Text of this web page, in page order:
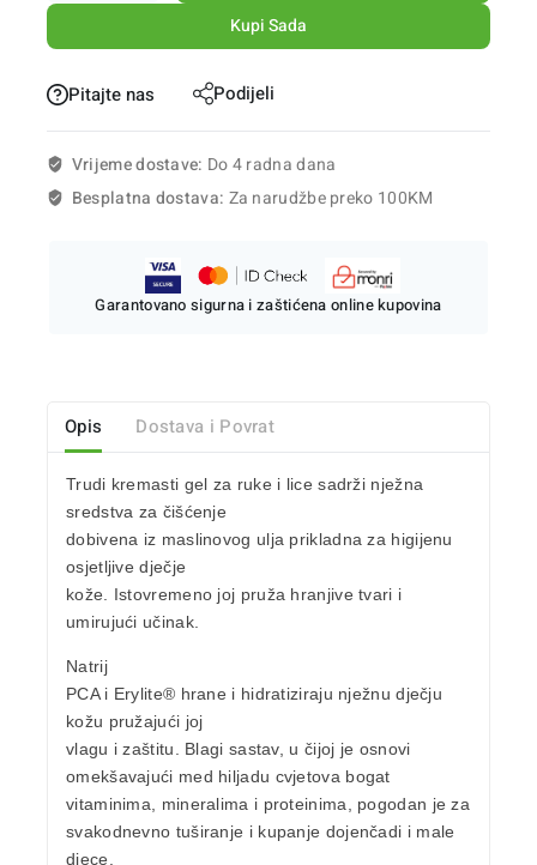
Kupi Sada
Pitajte nas Podijeli
Vrijeme dostave: Do 4 radna dana
Besplatna dostava: Za narudžbe preko 100KM
Garantovano sigurna i zaštićena online kupovina
Opis Dostava i Povrat
Trudi kremasti gel za ruke i lice sadrži nježna
sredstva za čišćenje
dobivena iz maslinovog ulja prikladna za higijenu
osjetljive dječje
kože. Istovremeno joj pruža hranjive tvari i
umirujući učinak.
Natrij
PCA i Erylite® hrane i hidratiziraju nježnu dječju
kožu pružajući joj
vlagu i zaštitu. Blagi sastav, u čijoj je osnovi
omekšavajući med hiljadu cvjetova bogat
vitaminima, mineralima i proteinima, pogodan je za
svakodnevno tuširanje i kupanje dojenčadi i male
djece.